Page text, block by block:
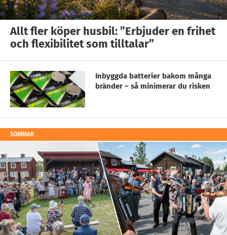
Allt fler köper husbil: ”Erbjuder en frihet
och flexibilitet som tilltalar”
Inbyggda batterier bakom många
bränder – så minimerar du risken
SOMMAR